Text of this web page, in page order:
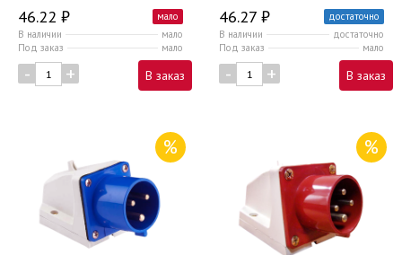
46.22 ₽
мало
В наличии
мало
Под заказ
мало
- + В заказ
46.27 ₽
достаточно
В наличии
достаточно
Под заказ
мало
- + В заказ
% %